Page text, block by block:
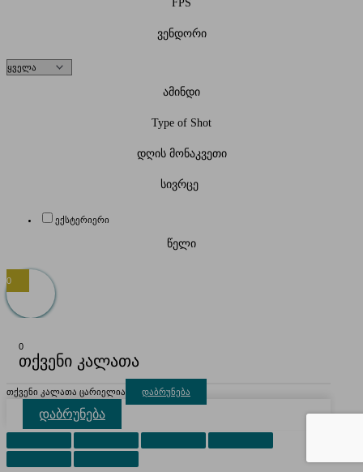
FPS
ვენდორი
ამინდი
Type of Shot
დღის მონაკვეთი
სივრცე
ექსტერიერი
წელი
0
0
თქვენი კალათა
თქვენი კალათა ცარიელია დაბრუნება
დაბრუნება